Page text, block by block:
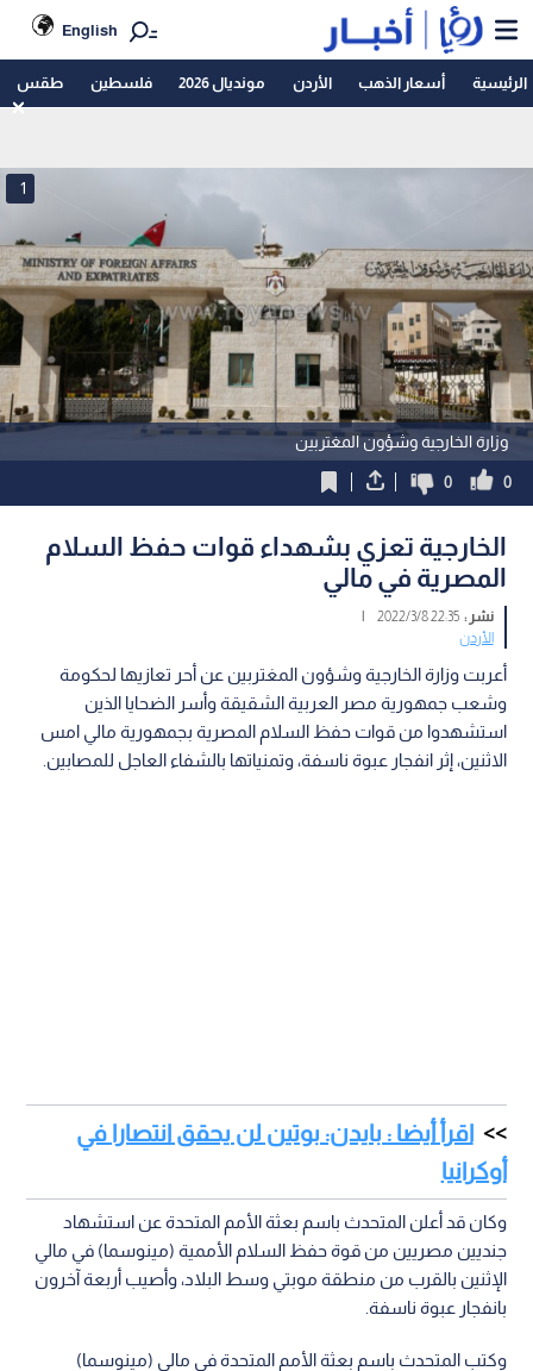
English
الرئيسية أسعار الذهب الأردن مونديال 2026 فلسطين طقس
وزارة الخارجية وشؤون المغتربين
1
0
0
الخارجية تعزي بشهداء قوات حفظ السلام
المصرية في مالي
نشر :22:35 2022/3/8
|
الأردن
أعربت وزارة الخارجية وشؤون المغتربين عن أحر تعازيها لحكومة
وشعب جمهورية مصر العربية الشقيقة وأسر الضحايا الذين
استشهدوا من قوات حفظ السلام المصرية بجمهورية مالي امس
الاثنين، إثر انفجار عبوة ناسفة، وتمنياتها بالشفاء العاجل للمصابين.
اقرأ أيضا : بايدن: بوتين لن يحقق انتصارا في
أوكرانيا
وكان قد أعلن المتحدث باسم بعثة الأمم المتحدة عن استشهاد
جنديين مصريين من قوة حفظ السلام الأممية (مينوسما) في مالي
الإثنين بالقرب من منطقة موبتي وسط البلاد، وأصيب أربعة آخرون
بانفجار عبوة ناسفة.
وكتب المتحدث باسم بعثة الأمم المتحدة في مالي (مينوسما)